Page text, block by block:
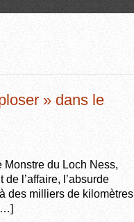
» dans le
Monstre du Loch Ness,
l’affaire, l’absurde
des milliers de kilomètres